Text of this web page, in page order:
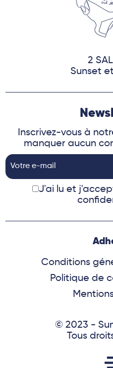
2
Sunset
Inscrivez-vous à
manquer aucun
J'ai lu et
Conditions
Politique de
© 2023 -
Tous